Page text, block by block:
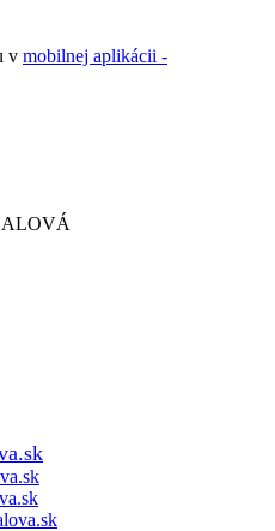
v mobilnej aplikácii -